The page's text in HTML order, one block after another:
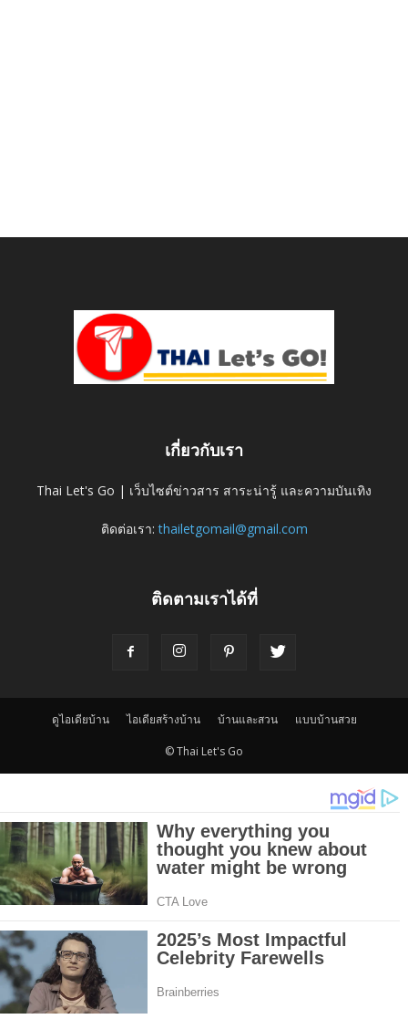
เกี่ยวกับเรา
Thai Let's Go | เว็บไซต์ข่าวสาร สาระน่ารู้ และความบันเทิง
ติดต่อเรา:thailetgomail@gmail.com
ติดตามเราได้ที่
ดูไอเดียบ้าน ไอเดียสร้างบ้าน บ้านและสวน แบบบ้านสวย
© Thai Let's Go